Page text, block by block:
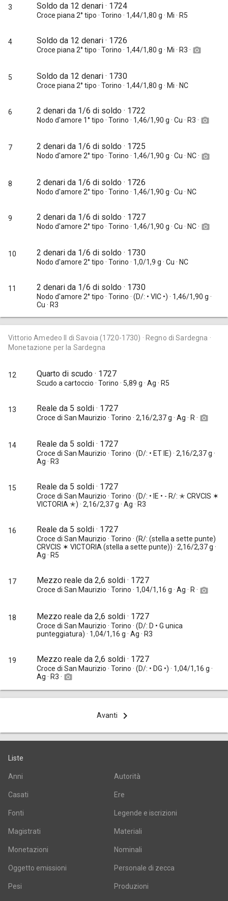
3 Soldo da 12 denari · 1724
Croce piana 2° tipo · Torino · 1,44/1,80 g · Mi · R5
4 Soldo da 12 denari · 1726
Croce piana 2° tipo · Torino · 1,44/1,80 g · Mi · R3 · camera_alt
5 Soldo da 12 denari · 1730
Croce piana 2° tipo · Torino · 1,44/1,80 g · Mi · NC
6 2 denari da 1/6 di soldo · 1722
Nodo d'amore 1° tipo · Torino · 1,46/1,90 g · Cu · R3 · camera_alt
7 2 denari da 1/6 di soldo · 1725
Nodo d'amore 2° tipo · Torino · 1,46/1,90 g · Cu · NC · camera_alt
8 2 denari da 1/6 di soldo · 1726
Nodo d'amore 2° tipo · Torino · 1,46/1,90 g · Cu · NC
9 2 denari da 1/6 di soldo · 1727
Nodo d'amore 2° tipo · Torino · 1,46/1,90 g · Cu · NC · camera_alt
10 2 denari da 1/6 di soldo · 1730
Nodo d'amore 2° tipo · Torino · 1,0/1,9 g · Cu · NC
11 2 denari da 1/6 di soldo · 1730
Nodo d'amore 2° tipo · Torino · (D/: • VIC •) · 1,46/1,90 g ·
Cu · R3
Vittorio Amedeo II di Savoia (1720-1730) · Regno di Sardegna ·
Monetazione per la Sardegna
12 Quarto di scudo · 1727
Scudo a cartoccio · Torino · 5,89 g · Ag · R5
13 Reale da 5 soldi · 1727
Croce di San Maurizio · Torino · 2,16/2,37 g · Ag · R · camera_alt
14 Reale da 5 soldi · 1727
Croce di San Maurizio · Torino · (D/: • ET IE) · 2,16/2,37 g ·
Ag · R3
15 Reale da 5 soldi · 1727
Croce di San Maurizio · Torino · (D/: • IE • - R/: ✭ CRVCIS ✶
VICTORIA ✭) · 2,16/2,37 g · Ag · R3
16 Reale da 5 soldi · 1727
Croce di San Maurizio · Torino · (R/: (stella a sette punte)
CRVCIS ✶ VICTORIA (stella a sette punte)) · 2,16/2,37 g ·
Ag · R5
17 Mezzo reale da 2,6 soldi · 1727
Croce di San Maurizio · Torino · 1,04/1,16 g · Ag · R · camera_alt
18 Mezzo reale da 2,6 soldi · 1727
Croce di San Maurizio · Torino · (D/: D • G unica
punteggiatura) · 1,04/1,16 g · Ag · R3
19 Mezzo reale da 2,6 soldi · 1727
Croce di San Maurizio · Torino · (D/: • DG •) · 1,04/1,16 g ·
Ag · R3 · camera_alt
Avanti navigate_next
Liste
Anni Autorità
Casati Ere
Fonti Legende e iscrizioni
Magistrati Materiali
Monetazioni Nominali
Oggetto emissioni Personale di zecca
Pesi Produzioni